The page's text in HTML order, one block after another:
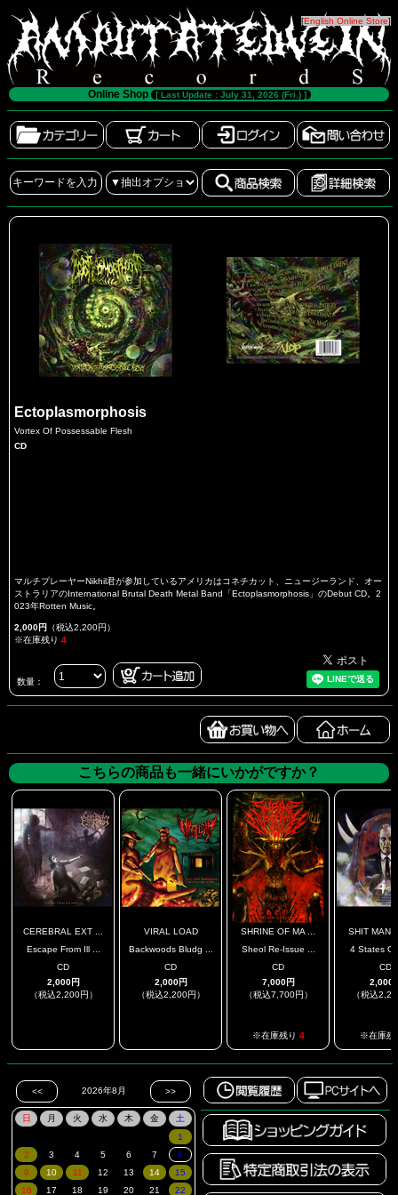
[English Online Store]
Online Shop [ Last Update : July 31, 2026 (Fri.) ]
Ectoplasmorphosis
Vortex Of Possessable Flesh
CD
マルチプレーヤーNikhil君が参加しているアメリカはコネチカット、ニュージーランド、オー
ストラリアのInternational Brutal Death Metal Band「Ectoplasmorphosis」のDebut CD。2
023年Rotten Music。
2,000円 （税込2,200円）
※在庫残り 4
数量：
こちらの商品も一緒にいかがですか？
CEREBRAL EXT ...
Escape From Ill ...
CD
2,000円
（税込2,200円）
VIRAL LOAD
Backwoods Bludg ...
CD
2,000円
（税込2,200円）
SHRINE OF MA ...
Sheol Re-Issue ...
CD
7,000円
（税込7,700円）
※在庫残り 4
SHIT
4 States
CD
2,000
（税込
※在庫残